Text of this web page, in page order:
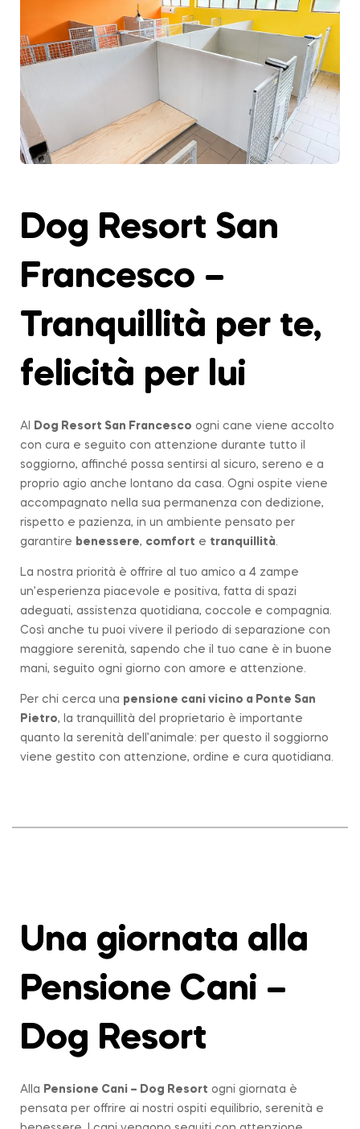
Dog Resort San
Francesco –
Tranquillità per te,
felicità per lui
Al Dog Resort San Francesco ogni cane viene accolto
con cura e seguito con attenzione durante tutto il
soggiorno, affinché possa sentirsi al sicuro, sereno e a
proprio agio anche lontano da casa. Ogni ospite viene
accompagnato nella sua permanenza con dedizione,
rispetto e pazienza, in un ambiente pensato per
garantire benessere, comfort e tranquillità
La nostra priorità è offrire al tuo amico a 4 zampe
un’esperienza piacevole e positiva, fatta di spazi
adeguati, assistenza quotidiana, coccole e compagnia.
Così anche tu puoi vivere il periodo di separazione con
maggiore serenità, sapendo che il tuo cane è in buone
mani, seguito ogni giorno con amore e attenzione.
Per chi cerca una pensione cani vicino a Ponte San
Pietro, la tranquillità del proprietario è importante
quanto la serenità dell’animale: per questo il soggiorno
viene gestito con attenzione, ordine e cura quotidiana.
Una giornata alla
Pensione Cani –
Dog Resort
Alla Pensione Cani – Dog Resort ogni giornata è
pensata per offrire ai nostri ospiti equilibrio, serenità e